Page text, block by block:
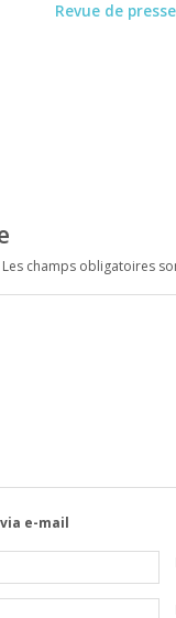
Revue de
Les champs obligatoires
e-mail